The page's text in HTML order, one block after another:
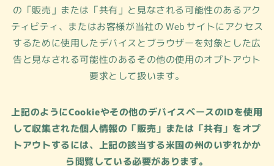
の「販売」または「共有」と見なされる可能性のあるアク
ティビティ、またはお客様が当社の Web サイトにアクセス
するために使用したデバイスとブラウザーを対象とした広
告と見なされる可能性のあるその他の使用のオプトアウト
要求として扱います。
上記のようにCookieやその他のデバイスベースのIDを使用
して収集された個人情報の「販売」または「共有」をオプ
トアウトするには、上記の該当する米国の州のいずれかか
ら閲覧している必要があります。